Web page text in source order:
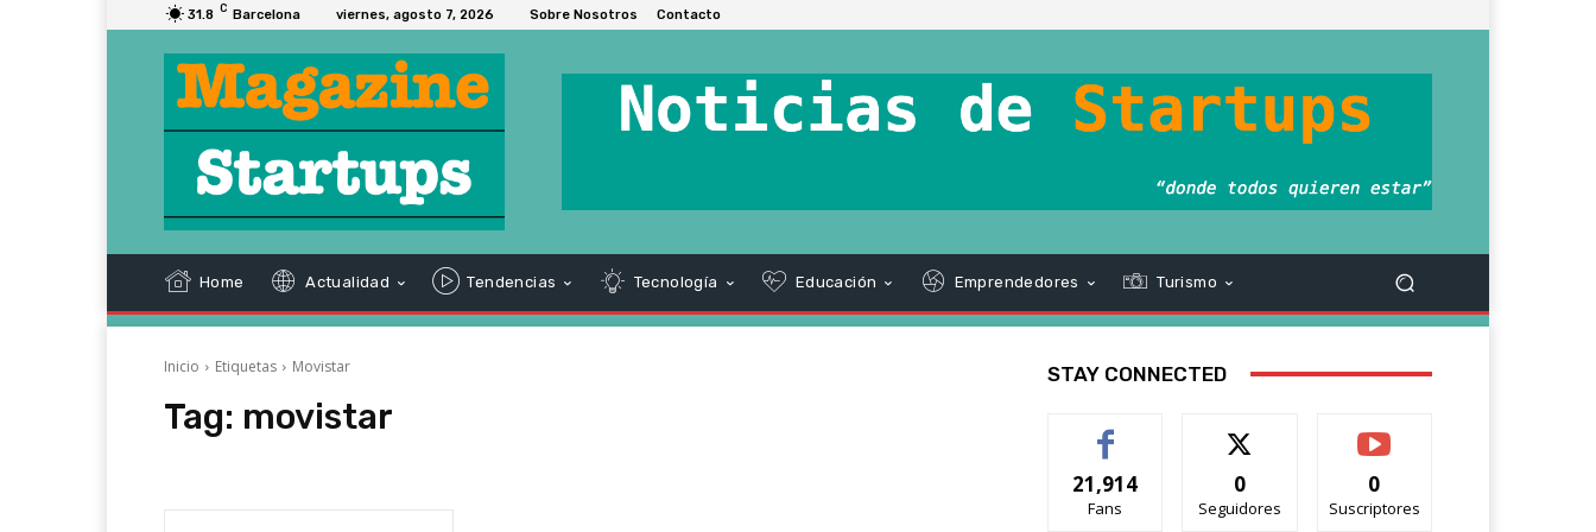
31.8 C Barcelona viernes, agosto 7, 2026 Sobre Nosotros Contacto
Home Actualidad Tendencias Tecnología Educación Emprendedores Turismo
Inicio Etiquetas Movistar
Tag: movistar
STAY CONNECTED
21,914
Fans
0
Seguidores
0
Suscriptores